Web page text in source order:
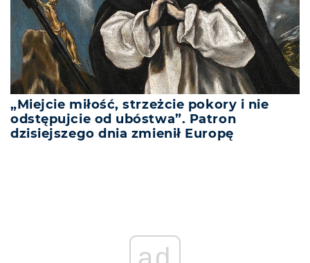
„Miejcie miłość, strzeżcie pokory i nie
odstępujcie od ubóstwa”. Patron
dzisiejszego dnia zmienił Europę